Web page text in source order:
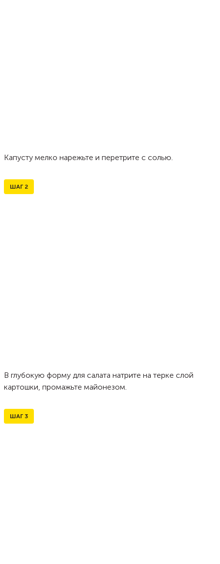
Капусту мелко нарежьте и перетрите с солью.
ШАГ 2
В глубокую форму для салата натрите на терке слой
картошки, промажьте майонезом.
ШАГ 3